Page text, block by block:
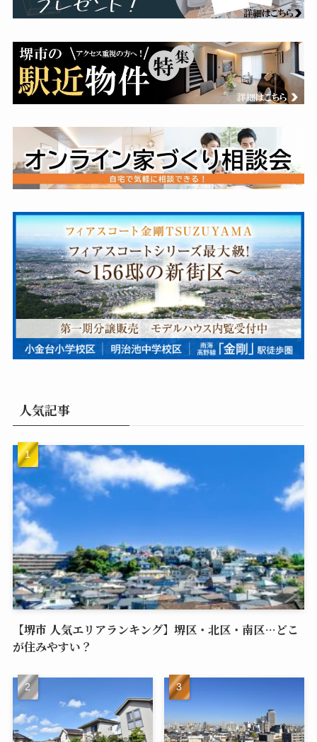
人気記事
【堺市 人気エリアランキング】堺区・北区・南区…どこ
が住みやすい？